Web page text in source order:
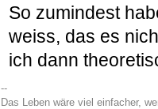
So zumindest
weiss, das es
ich dann
--
Das Leben wäre viel einfacher,